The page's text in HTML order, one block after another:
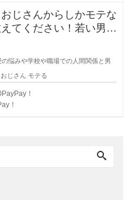
じさんからしかモテな
てください！若い男性
かおじさ
の悩みや学校や職場での人間関係と男
おじさん モテる
！
！